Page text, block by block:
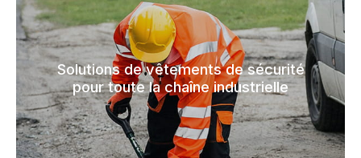
Solutions de vêtements de sécurité
pour toute la chaîne industrielle